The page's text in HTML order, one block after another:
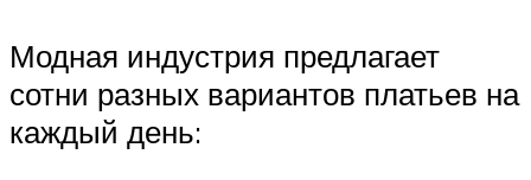
Модная индустрия предлагает
сотни разных вариантов платьев на
каждый день: